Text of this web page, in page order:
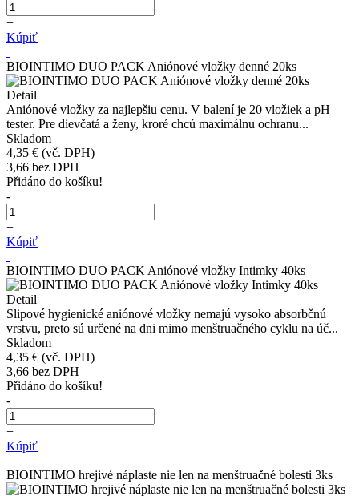
+
Kúpiť
BIOINTIMO DUO PACK Aniónové vložky denné 20ks
Detail
Aniónové vložky za najlepšiu cenu. V balení je 20 vložiek a pH
tester. Pre dievčatá a ženy, kroré chcú maximálnu ochranu...
Skladom
4,35 € (vč. DPH)
3,66 bez DPH
Přidáno do košíku!
-
+
Kúpiť
BIOINTIMO DUO PACK Aniónové vložky Intimky 40ks
Detail
Slipové hygienické aniónové vložky nemajú vysoko absorbčnú
vrstvu, preto sú určené na dni mimo menštruačného cyklu na úč...
Skladom
4,35 € (vč. DPH)
3,66 bez DPH
Přidáno do košíku!
-
+
Kúpiť
BIOINTIMO hrejivé náplaste nie len na menštruačné bolesti 3ks